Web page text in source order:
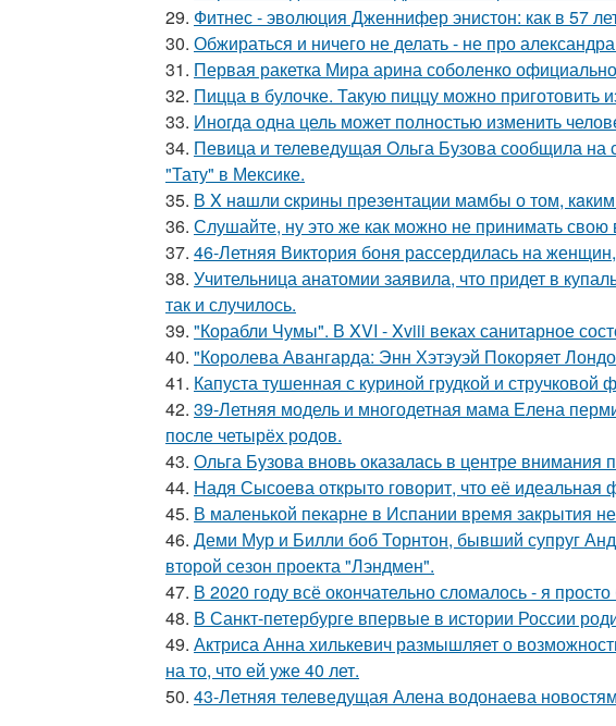
29. Фитнес - эволюция Дженнифер энистон: как в 57
30. Обжираться и ничего не делать - не про
31. Первая ракетка Мира арина соболенко
32. Пицца в булочке. Такую пиццу можно приготовить
33. Иногда одна цель может полностью изменить
34. Певица и телеведущая Ольга Бузова сообщила на
"Тату" в Мексике.
35. В X нaшли cкрины презeнтации мамбы о том,
36. Слушайте, ну это же как можно не принимать свою
37. 46-Летняя Виктория боня рассердилась на
38. Учительница анатомии заявила, что придет в
так и случилось.
39. "Корабли Чумы". В XVI - Xviii веках санитарное
40. "Королева Авангарда: Энн Хэтэуэй Покоряет
41. Капуста тушенная с куриной грудкой и стручковой
42. 39-Летняя модель и многодетная мама Елена
после четырёх родов.
43. Ольга Бузова вновь оказалась в центре
44. Надя Сысоева открыто говорит, что её идеальная
45. В маленькой пекарне в Испании время закрытия
46. Деми Мур и Билли боб Торнтон, бывший супруг
второй сезон проекта "Лэндмен".
47. В 2020 году всё окончательно сломалось - я
48. В Санкт-петербурге впервые в истории России
49. Актриса Анна хилькевич размышляет о
на то, что ей уже 40 лет.
50. 43-Летняя телеведущая Алена водонаева